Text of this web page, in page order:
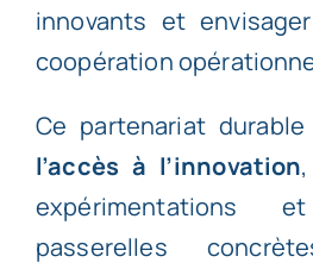
innovants et
coopération
Ce partenariat
l’accès à l’innovation
expérimentations
passerelles